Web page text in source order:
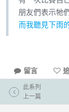
朋友們表示牠
而我聽見下雨
留言
此系列
上一篇